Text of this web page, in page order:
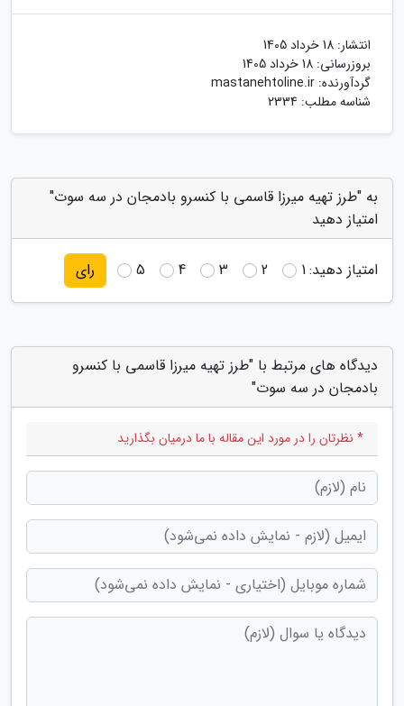
انتشار: 18 خرداد 1405
بروزرسانی: 18 خرداد 1405
گردآورنده: mastanehtoline.ir
شناسه مطلب: 2334
به "طرز تهیه میرزا قاسمی با کنسرو بادمجان در سه سوت"
امتیاز دهید
امتیاز دهید:1
2
3
4
5 رای
دیدگاه های مرتبط با "طرز تهیه میرزا قاسمی با کنسرو
بادمجان در سه سوت"
* نظرتان را در مورد این مقاله با ما درمیان بگذارید